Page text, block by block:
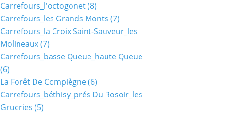
Carrefours_l'octogonet(8)
Carrefours_les Grands Monts (7)
Carrefours_la Croix Saint-Sauveur_les
Molineaux(7)
Carrefours_basse Queue_haute Queue
(6)
La Forêt De Compiègne(6)
Carrefours_béthisy_prés Du Rosoir_les
Grueries (5)